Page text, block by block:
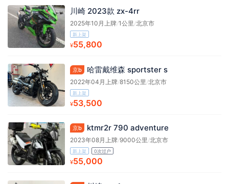
川崎 2023款 zx-4rr
2025年10月上牌/1公里 /北京市
新上架
¥55,800
京b 哈雷戴维森 sportster s
2022年04月上牌/8150公里 /北京市
新上架
¥53,500
京b ktmr2r 790 adventure
2023年08月上牌/9000公里/北京市
新上架 0次过户
¥55,000